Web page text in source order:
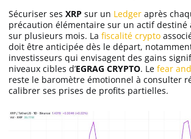
Sécuriser ses XRP sur un Ledger après
précaution élémentaire sur un actif destiné
sur plusieurs mois. La fiscalité crypto
doit être anticipée dès le départ,
investisseurs qui envisagent des gains
niveaux cibles d’EGRAG CRYPTO. Le fear
reste le baromètre émotionnel à consulter
calibrer ses prises de profits partielles.